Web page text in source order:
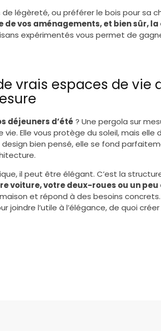
légèreté, ou préférer le bois pour sa
de vos aménagements, et bien sûr,
expérimentés vous permet de
vrais espaces de vie
déjeuners d’été ? Une pergola sur
vie. Elle vous protège du soleil, mais elle
bien pensé, elle se fond
il peut être élégant. C’est la
voiture, votre deux-roues ou un peu
et répond à des besoins
l’utile à l’élégance, de quoi créer